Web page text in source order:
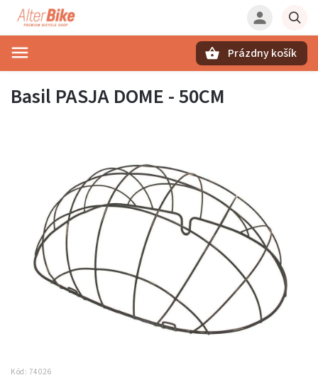
Prázdny košík
Basil PASJA DOME - 50CM
Kód: 74026